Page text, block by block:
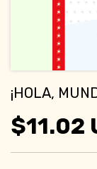
¡HOLA,
$11.02